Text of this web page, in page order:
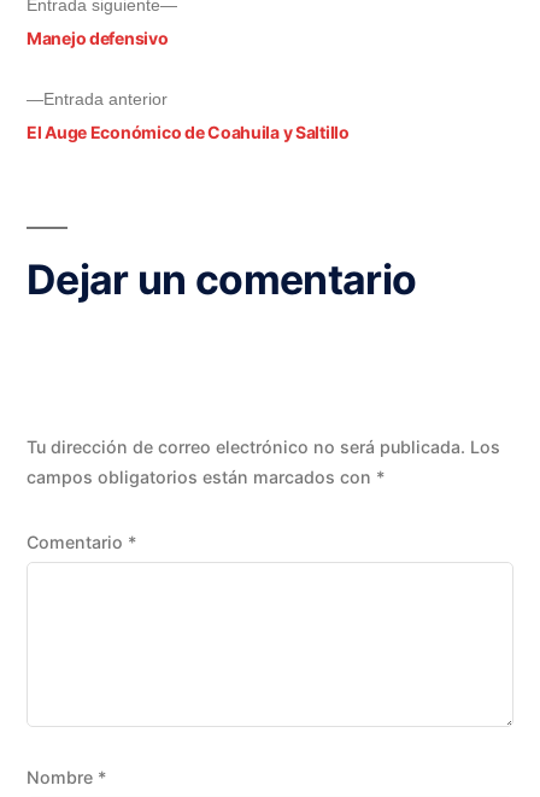
Entrada anterior
El Auge Económico de Coahuila y Saltillo
Entrada siguiente
Manejo defensivo
Dejar un comentario
Tu dirección de correo electrónico no será publicada. Los
campos obligatorios están marcados con *
Comentario *
Nombre *